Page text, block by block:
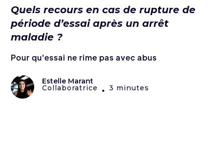
Quels recours en cas de rupture de
période d’essai après un arrêt
maladie ?
Pour qu'essai ne rime pas avec abus
Estelle Marant
Collaboratrice • 3 minutes